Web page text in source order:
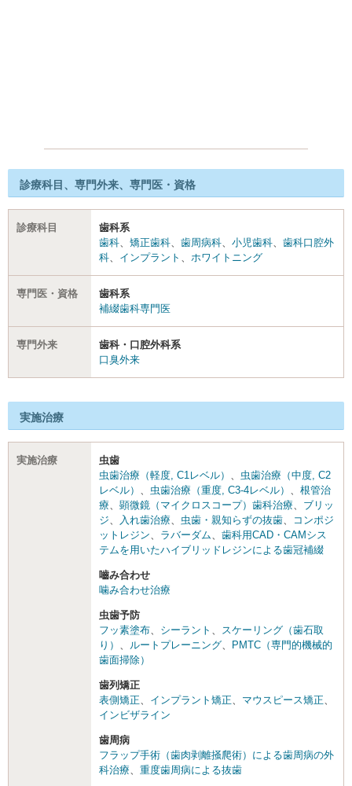
診療科目、専門外来、専門医・資格
診療科目
歯科系
歯科
矯正歯科 歯周病科 小児歯科
歯科口腔外
科
インプラント ホワイトニング
専門医・資格
歯科系
補綴歯科専門医
専門外来
歯科・口腔外科系
口臭外来
実施治療
実施治療
虫歯
虫歯治療（軽度, C1レベル）
虫歯治療（中度, C2
レベル）
虫歯治療（重度, C3-4レベル）
根管治
療
顕微鏡（マイクロスコープ）歯科治療
ブリッ
ジ
入れ歯治療 虫歯・親知らずの抜歯
コンポジ
ットレジン
ラバーダム
歯科用CAD・CAMシス
テムを用いたハイブリッドレジンによる歯冠補綴
嚙み合わせ
噛み合わせ治療
虫歯予防
フッ素塗布
シーラント
スケーリング（歯石取
り）
ルートプレーニング
PMTC（専門的機械的
歯面掃除）
歯列矯正
表側矯正
インプラント矯正 マウスピース矯正
インビザライン
歯周病
フラップ手術（歯肉剥離掻爬術）による歯周病の外
科治療
重度歯周病による抜歯